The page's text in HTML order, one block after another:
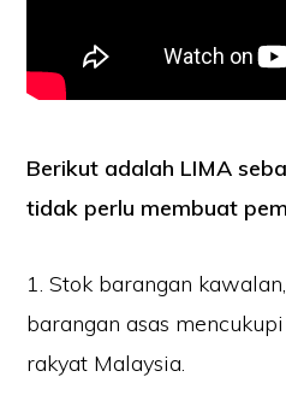
Berikut adalah LIMA
tidak perlu membuat
1. Stok barangan
barangan asas
rakyat Malaysia.